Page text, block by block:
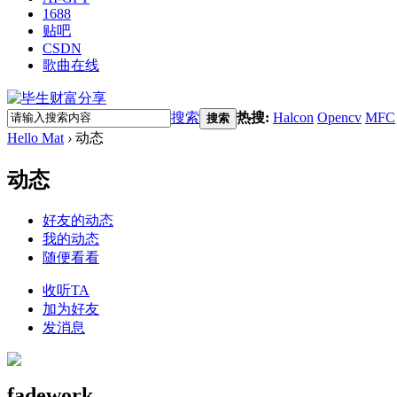
1688
贴吧
CSDN
歌曲在线
搜索 搜索 热搜: Halcon Opencv MFC
Hello Mat › 动态
动态
好友的动态
我的动态
随便看看
收听TA
加为好友
发消息